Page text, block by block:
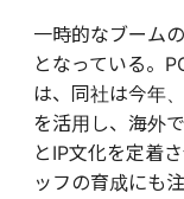
一時的なブーム
となっている。
は、同社は今年
を活用し、海外
とIP文化を定着
ッフの育成にも